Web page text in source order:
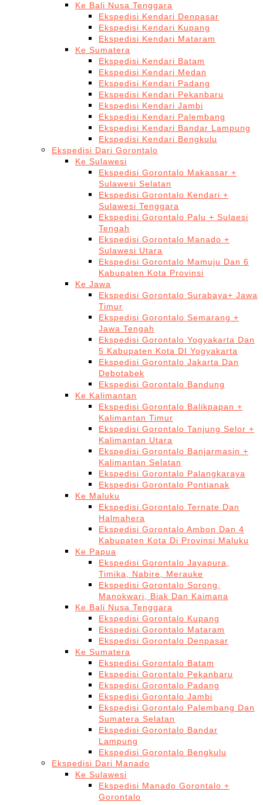
Ke Bali Nusa Tenggara
Ekspedisi Kendari Denpasar
Ekspedisi Kendari Kupang
Ekspedisi Kendari Mataram
Ke Sumatera
Ekspedisi Kendari Batam
Ekspedisi Kendari Medan
Ekspedisi Kendari Padang
Ekspedisi Kendari Pekanbaru
Ekspedisi Kendari Jambi
Ekspedisi Kendari Palembang
Ekspedisi Kendari Bandar Lampung
Ekspedisi Kendari Bengkulu
Ekspedisi Dari Gorontalo
Ke Sulawesi
Ekspedisi Gorontalo Makassar +
Sulawesi Selatan
Ekspedisi Gorontalo Kendari +
Sulawesi Tenggara
Ekspedisi Gorontalo Palu + Sulaesi
Tengah
Ekspedisi Gorontalo Manado +
Sulawesi Utara
Ekspedisi Gorontalo Mamuju Dan 6
Kabupaten Kota Provinsi
Ke Jawa
Ekspedisi Gorontalo Surabaya+ Jawa
Timur
Ekspedisi Gorontalo Semarang +
Jawa Tengah
Ekspedisi Gorontalo Yogyakarta Dan
5 Kabupaten Kota DI Yogyakarta
Ekspedisi Gorontalo Jakarta Dan
Debotabek
Ekspedisi Gorontalo Bandung
Ke Kalimantan
Ekspedisi Gorontalo Balikpapan +
Kalimantan Timur
Ekspedisi Gorontalo Tanjung Selor +
Kalimantan Utara
Ekspedisi Gorontalo Banjarmasin +
Kalimantan Selatan
Ekspedisi Gorontalo Palangkaraya
Ekspedisi Gorontalo Pontianak
Ke Maluku
Ekspedisi Gorontalo Ternate Dan
Halmahera
Ekspedisi Gorontalo Ambon Dan 4
Kabupaten Kota Di Provinsi Maluku
Ke Papua
Ekspedisi Gorontalo Jayapura,
Timika, Nabire, Merauke
Ekspedisi Gorontalo Sorong,
Manokwari, Biak Dan Kaimana
Ke Bali Nusa Tenggara
Ekspedisi Gorontalo Kupang
Ekspedisi Gorontalo Mataram
Ekspedisi Gorontalo Denpasar
Ke Sumatera
Ekspedisi Gorontalo Batam
Ekspedisi Gorontalo Pekanbaru
Ekspedisi Gorontalo Padang
Ekspedisi Gorontalo Jambi
Ekspedisi Gorontalo Palembang Dan
Sumatera Selatan
Ekspedisi Gorontalo Bandar
Lampung
Ekspedisi Gorontalo Bengkulu
Ekspedisi Dari Manado
Ke Sulawesi
Ekspedisi Manado Gorontalo +
Gorontalo